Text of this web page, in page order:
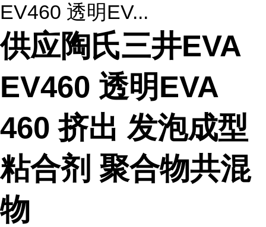
EV460 透明EV...
供应陶氏三井EVA
EV460 透明EVA
460 挤出 发泡成型
粘合剂 聚合物共混
物